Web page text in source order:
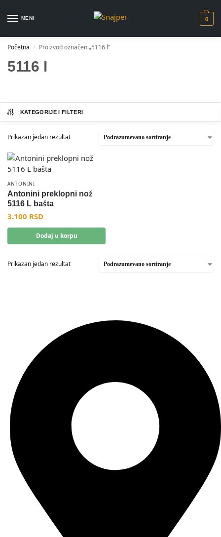
MENI 0
Početna / Proizvod označen „5116 l“
5116 l
KATEGORIJE I FILTERI
Prikazan jedan rezultat
ANTONINI
Antonini preklopni nož
5116 L bašta
3.100 RSD
Dodaj u korpu
Prikazan jedan rezultat